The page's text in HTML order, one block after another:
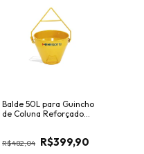
Balde 50L para Guincho
de Coluna Reforçado
R$482,04 R$399,90